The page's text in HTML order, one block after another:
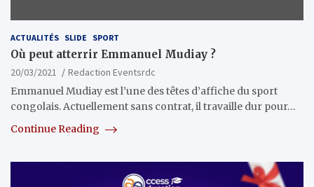
ACTUALITÉS SLIDE SPORT
Où peut atterrir Emmanuel Mudiay ?
20/03/2021
Redaction Eventsrdc
Emmanuel Mudiay est l’une des têtes d’affiche du sport
congolais. Actuellement sans contrat, il travaille dur pour…
Continue Reading